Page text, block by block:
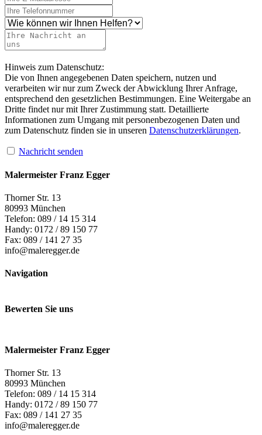
Hinweis zum Datenschutz:
Die von Ihnen angegebenen Daten speichern, nutzen und
verarbeiten wir nur zum Zweck der Abwicklung Ihrer Anfrage,
entsprechend den gesetzlichen Bestimmungen. Eine Weitergabe an
Dritte findet nur mit Ihrer Zustimmung statt. Detaillierte
Informationen zum Umgang mit personenbezogenen Daten und
zum Datenschutz finden sie in unseren Datenschutzerklärungen.
Nachricht senden
Malermeister Franz Egger
Thorner Str. 13
80993 München
Telefon: 089 / 14 15 314
Handy: 0172 / 89 150 77
Fax: 089 / 141 27 35
info@maleregger.de
Navigation
Bewerten Sie uns
Malermeister Franz Egger
Thorner Str. 13
80993 München
Telefon: 089 / 14 15 314
Handy: 0172 / 89 150 77
Fax: 089 / 141 27 35
info@maleregger.de